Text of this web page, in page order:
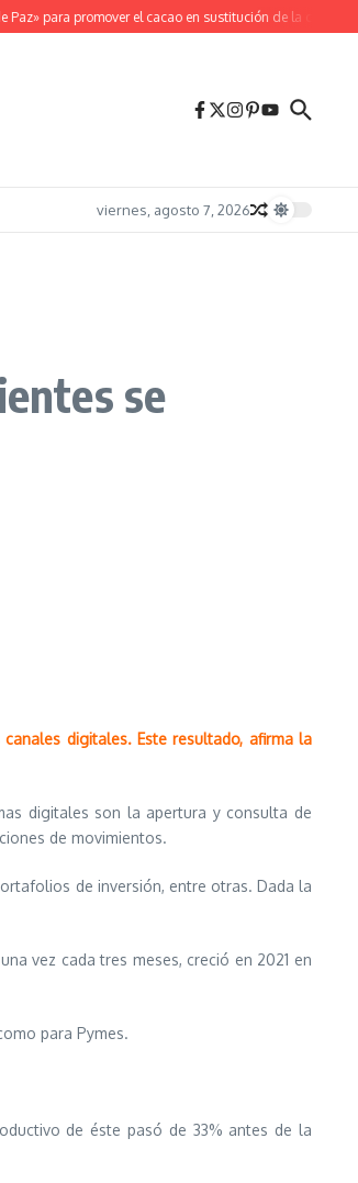
para promover el cacao en sustitución de la coca
viernes, agosto 7, 2026
se
digitales. Este resultado, afirma la
digitales son la apertura y consulta de
de movimientos.
de inversión, entre otras. Dada la
vez cada tres meses, creció en 2021 en
para Pymes.
de éste pasó de 33% antes de la